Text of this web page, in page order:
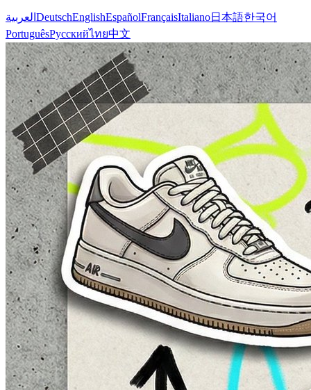
العربية DeutschEnglishEspañolFrançaisItaliano日本語한국어
PortuguêsРусскийไทย中文